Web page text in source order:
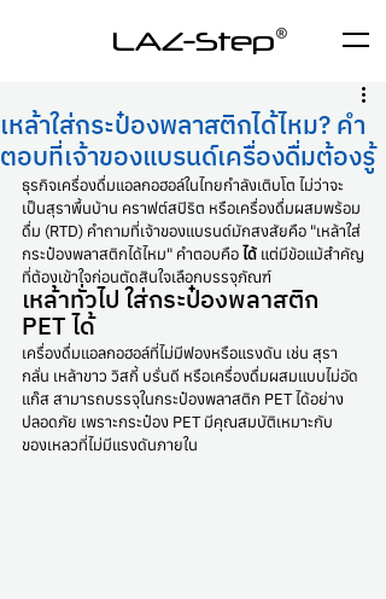
LAZ-Step
เหล้าใส่กระป๋องพลาสติกได้ไหม? คำ
ตอบที่เจ้าของแบรนด์เครื่องดื่มต้องรู้
ธุรกิจเครื่องดื่มแอลกอฮอล์ในไทยกำลังเติบโต ไม่ว่าจะ
เป็นสุราพื้นบ้าน คราฟต์สปิริต หรือเครื่องดื่มผสมพร้อม
ดื่ม (RTD) คำถามที่เจ้าของแบรนด์มักสงสัยคือ "เหล้าใส่
กระป๋องพลาสติกได้ไหม" คำตอบคือ ได้ แต่มีข้อแม้สำคัญ
ที่ต้องเข้าใจก่อนตัดสินใจเลือกบรรจุภัณฑ์
เหล้าทั่วไป ใส่กระป๋องพลาสติก
PET ได้
เครื่องดื่มแอลกอฮอล์ที่ไม่มีฟองหรือแรงดัน เช่น สุรา
กลั่น เหล้าขาว วิสกี้ บรั่นดี หรือเครื่องดื่มผสมแบบไม่อัด
แก๊ส สามารถบรรจุในกระป๋องพลาสติก PET ได้อย่าง
ปลอดภัย เพราะกระป๋อง PET มีคุณสมบัติเหมาะกับ
ของเหลวที่ไม่มีแรงดันภายใน